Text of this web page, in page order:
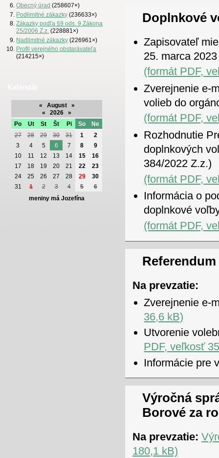
Obecný úrad (258607×)
Podlimitné zákazky (236633×)
Zákazky podľa §9 ods. 9 Zákona
25/2006 Z.z. (228881×)
Nadlimitné zákazky (226961×)
Profil verejného obstarávateľa
(214215×)
« August
»
«
2026
»
Po
Ut St Št Pi So
Ne
27
28 29 30 31 1
2
3
4 5 6 7 8
9
10
11 12 13 14 15
16
17
18 19 20 21 22
23
24
25 26 27 28 29
30
31
1 2 3 4 5
6
meniny má Jozefína
Doplnkové
Zapisovateľ
25. marca 2023
(formát PDF,
Zverejnenie e-
volieb do
(formát PDF,
Rozhodnutie
doplnkových
384/2022 Z.z.)
(formát PDF,
Informácia o
doplnkové
(formát PDF,
Referendum
Na prevzatie:
Zverejnenie e-
36,6 kB)
Utvorenie
PDF, veľkosť
Informácie pre
Výročná
Borové za
Na prevzatie:
180,1 kB)